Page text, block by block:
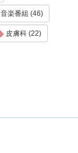
音楽番組 (46)
皮膚科 (22)